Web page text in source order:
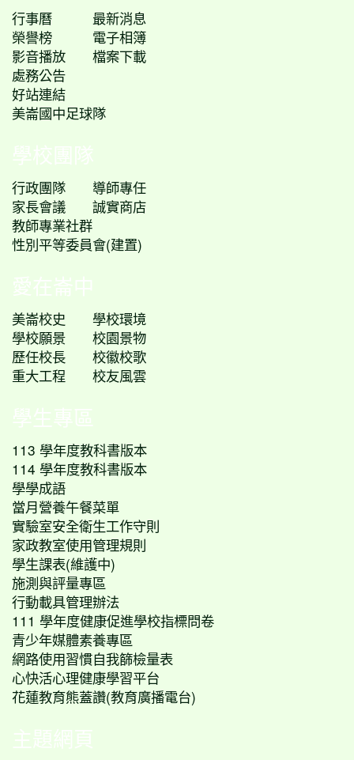
行事曆
最新消息
榮譽榜
電子相簿
影音播放
檔案下載
處務公告
好站連結
美崙國中足球隊
學校團隊
行政團隊
導師專任
家長會議
誠實商店
教師專業社群
性別平等委員會(建置)
愛在崙中
美崙校史
學校環境
學校願景
校園景物
歷任校長
校徽校歌
重大工程
校友風雲
學生專區
113 學年度教科書版本
114 學年度教科書版本
學學成語
當月營養午餐菜單
實驗室安全衛生工作守則
家政教室使用管理規則
學生課表(維護中)
施測與評量專區
行動載具管理辦法
111 學年度健康促進學校指標問卷
青少年媒體素養專區
網路使用習慣自我篩檢量表
心快活心理健康學習平台
花蓮教育熊蓋讚(教育廣播電台)
主題網頁